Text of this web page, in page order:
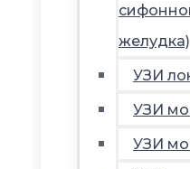
желудка)
УЗИ
УЗИ
УЗИ